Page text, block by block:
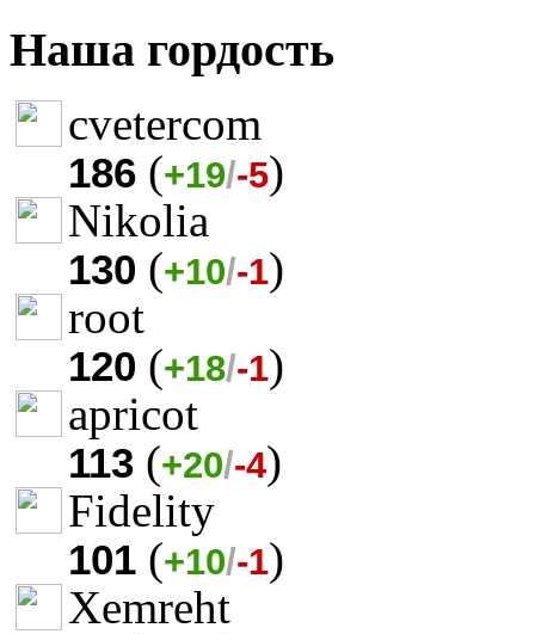
Наша гордость
cvetercom
186 (+19/-5)
Nikolia
130 (+10/-1)
root
120 (+18/-1)
apricot
113 (+20/-4)
Fidelity
101 (+10/-1)
Xemreht